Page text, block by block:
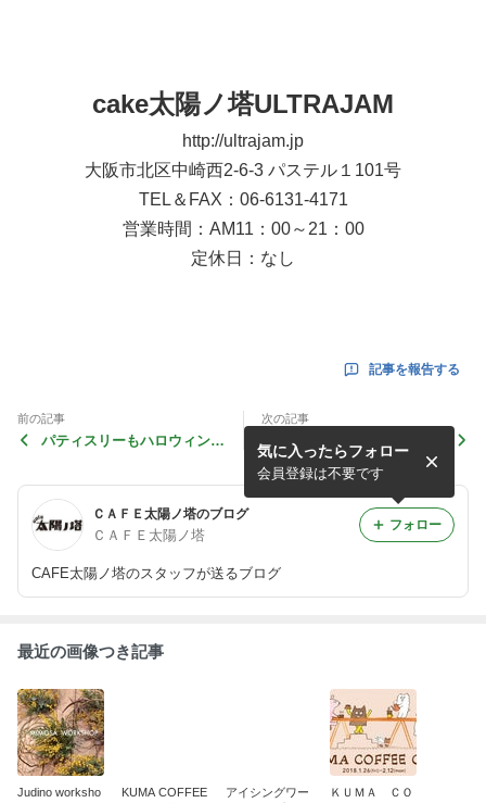
cake太陽ノ塔ULTRAJAM
http://ultrajam.jp
大阪市北区中崎西2-6-3 パステル１101号
TEL＆FAX：06-6131-4171
営業時間：AM11：00～21：00
定休日：なし
記事を報告する
前の記事
パティスリーもハロウィン一
次の記事
ハロウィンパーティ 25日
（土）のお知らせ
ＣＡＦＥ太陽ノ塔のブログ
ＣＡＦＥ太陽ノ塔
CAFE太陽ノ塔のスタッフが送るブログ
気に入ったらフォロー
会員登録は不要です
フォロー
最近の画像つき記事
Judino worksho
KUMA COFFEE
アイシングワー
ＫＵＭＡ ＣＯ